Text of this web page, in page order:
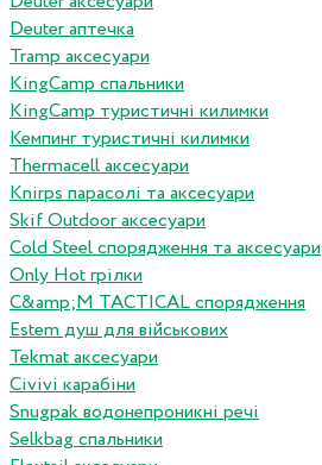
Deuter аптечка
Tramp аксесуари
KingCamp спальники
KingCamp туристичні килимки
Кемпинг туристичні килимки
Thermacell аксесуари
Knirps парасолі та аксесуари
Skif Outdoor аксесуари
Cold Steel спорядження та аксесуари
Only Hot грілки
C&amp;M TACTICAL спорядження
Estem душ для військових
Tekmat аксесуари
Сivivi карабіни
Snugpak водонепроникні речі
Selkbag спальники